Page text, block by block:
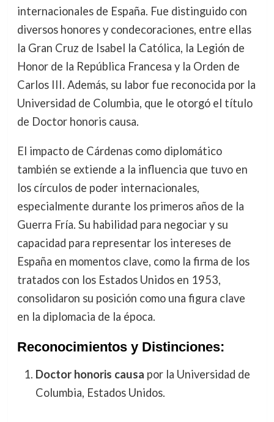
internacionales de España. Fue distinguido con
diversos honores y condecoraciones, entre ellas
la Gran Cruz de Isabel la Católica, la Legión de
Honor de la República Francesa y la Orden de
Carlos III. Además, su labor fue reconocida por la
Universidad de Columbia, que le otorgó el título
de Doctor honoris causa.
El impacto de Cárdenas como diplomático
también se extiende a la influencia que tuvo en
los círculos de poder internacionales,
especialmente durante los primeros años de la
Guerra Fría. Su habilidad para negociar y su
capacidad para representar los intereses de
España en momentos clave, como la firma de los
tratados con los Estados Unidos en 1953,
consolidaron su posición como una figura clave
en la diplomacia de la época.
Reconocimientos y Distinciones:
Doctor honoris causa por la Universidad de
Columbia, Estados Unidos.